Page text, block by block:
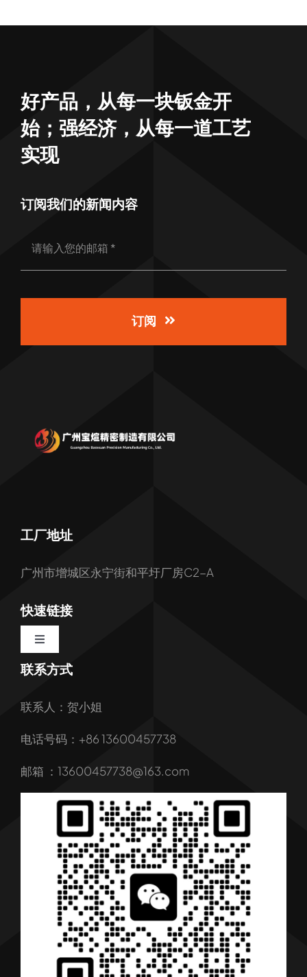
好产品，从每一块钣金开
始；强经济，从每一道工艺
实现
订阅我们的新闻内容
订阅
工厂地址
广州市增城区永宁街和平圩厂房C2-A
快速链接
Toggle
Navigation
首页
我们的服务
行业解决方案
行业新闻
联系我们
联系方式
联系人：贺小姐
电话号码：+86 13600457738
邮箱 ：13600457738@163.com